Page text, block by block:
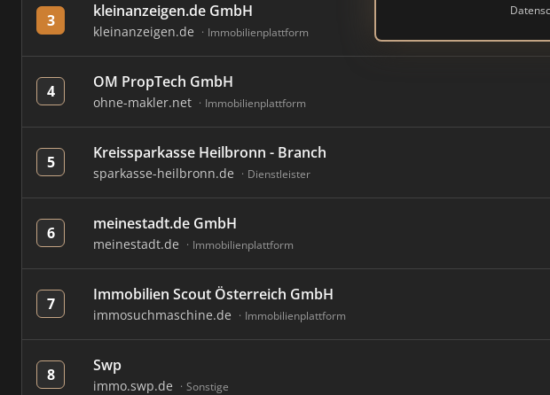
3 kleinanzeigen.de GmbH
kleinanzeigen.de Immobilienplattform
4 OM PropTech GmbH
ohne-makler.net Immobilienplattform
5 Kreissparkasse Heilbronn - Branch
sparkasse-heilbronn.de Dienstleister
6 meinestadt.de GmbH
meinestadt.de Immobilienplattform
7 Immobilien Scout Österreich GmbH
immosuchmaschine.de Immobilienplattform
8 Swp
immo.swp.de Sonstige